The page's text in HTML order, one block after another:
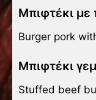
Μπιφτέκι με
Burger pork
Μπιφτέκι
Stuffed beef